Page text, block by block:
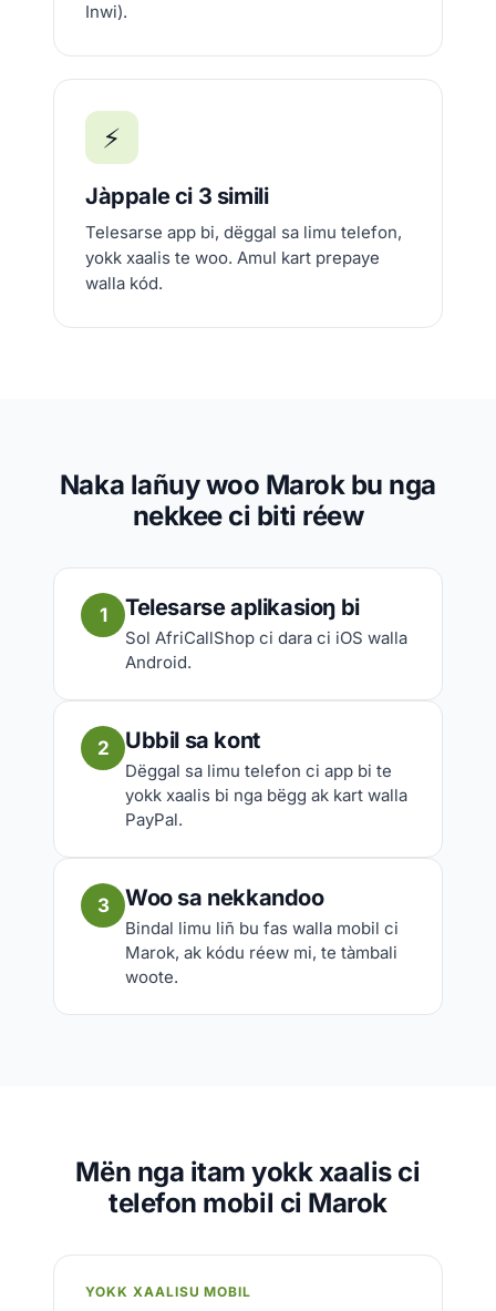
Inwi).
⚡
Jàppale ci 3 simili
Telesarse app bi, dëggal sa limu telefon,
yokk xaalis te woo. Amul kart prepaye
walla kód.
Naka lañuy woo Marok bu nga
nekkee ci biti réew
1 Telesarse aplikasioŋ bi
Sol AfriCallShop ci dara ci iOS walla
Android.
2 Ubbil sa kont
Dëggal sa limu telefon ci app bi te
yokk xaalis bi nga bëgg ak kart walla
PayPal.
3 Woo sa nekkandoo
Bindal limu liñ bu fas walla mobil ci
Marok, ak kódu réew mi, te tàmbali
woote.
Mën nga itam yokk xaalis ci
telefon mobil ci Marok
YOKK XAALISU MOBIL